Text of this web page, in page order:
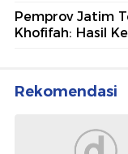
Pemprov Jatim
Khofifah: Hasil
Rekomendasi